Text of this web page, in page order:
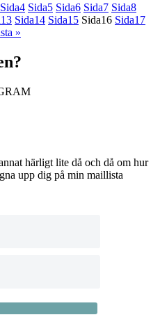
Sida4 Sida5 Sida6 Sida7 Sida8
13 Sida14 Sida15 Sida16 Sida17
»
härligt lite då och då om hur
upp dig på min maillista